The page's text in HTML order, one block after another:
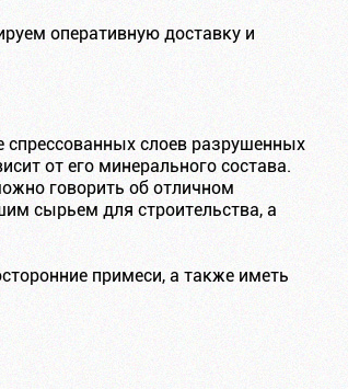
оперативную доставку и
спрессованных слоев разрушенных
от его минерального состава.
говорить об отличном
сырьем для строительства, а
примеси, а также иметь